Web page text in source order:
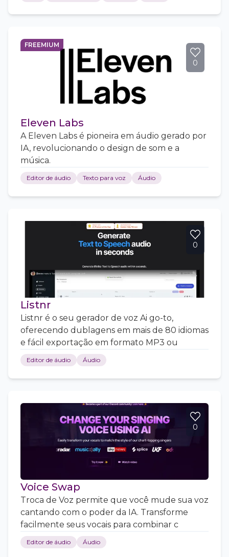
FREEMIUM
0
Eleven Labs
A Eleven Labs é pioneira em áudio gerado por
IA, revolucionando o design de som e a
música.
Editor de áudio Texto para voz Áudio
0
Listnr
Listnr é o seu gerador de voz Ai go-to,
oferecendo dublagens em mais de 80 idiomas
e fácil exportação em formato MP3 ou
Editor de áudio Áudio
0
Voice Swap
Troca de Voz permite que você mude sua voz
cantando com o poder da IA. Transforme
facilmente seus vocais para combinar c
Editor de áudio Áudio